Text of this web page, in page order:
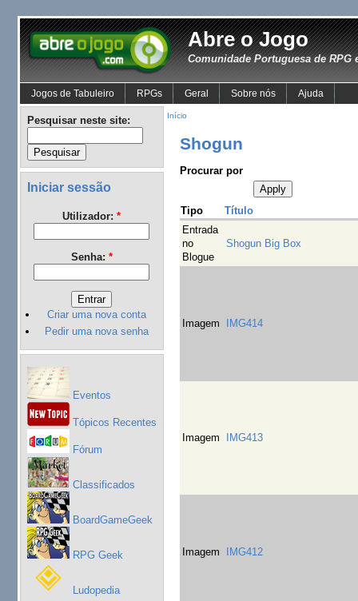
Abre o Jogo
Comunidade Portuguesa de RPG
Jogos de Tabuleiro RPGs Geral Sobre nós Ajuda
Pesquisar neste site:
Iniciar sessão
Utilizador: *
Senha: *
Criar uma nova conta
Pedir uma nova senha
Eventos
Tópicos Recentes
Fórum
Classificados
BoardGameGeek
RPG Geek
Ludopedia
Início
Shogun
Procurar por
Tipo
Título
Entrada
no
Blogue
Shogun Big Box
Imagem IMG414
Imagem IMG413
Imagem IMG412